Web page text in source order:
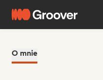
O mnie